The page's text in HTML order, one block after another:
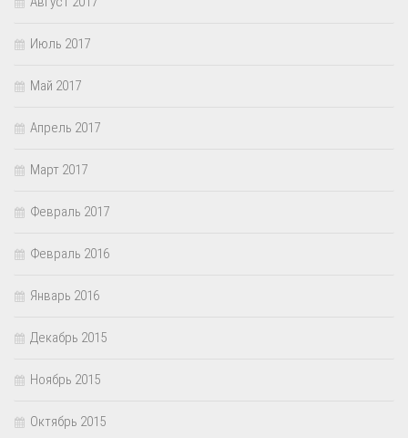
Июль 2017
Май 2017
Апрель 2017
Март 2017
Февраль 2017
Февраль 2016
Январь 2016
Декабрь 2015
Ноябрь 2015
Октябрь 2015